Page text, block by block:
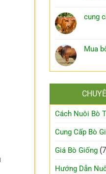
cung
Mua
Cách Nuôi Bò
Cung Cấp Bò
Giá Bò Giống
Hướng Dẫn